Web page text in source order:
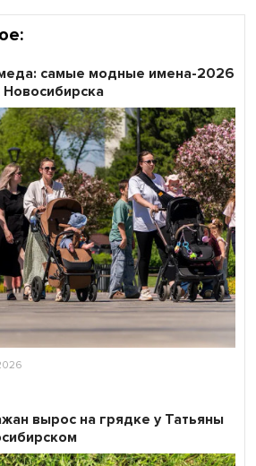
самые модные имена-2026
вырос на грядке у Татьяны